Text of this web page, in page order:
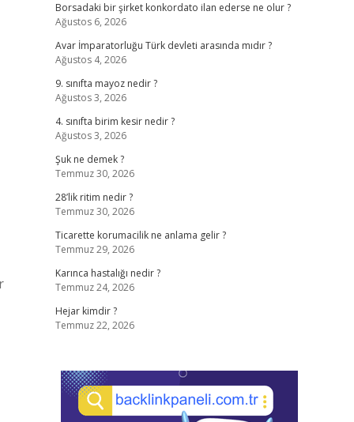
Borsadaki bir şirket konkordato ilan ederse ne olur ?
Ağustos 6, 2026
Avar İmparatorluğu Türk devleti arasında mıdır ?
Ağustos 4, 2026
9. sınıfta mayoz nedir ?
Ağustos 3, 2026
4. sınıfta birim kesir nedir ?
Ağustos 3, 2026
Şuk ne demek ?
Temmuz 30, 2026
28’lik ritim nedir ?
Temmuz 30, 2026
Ticarette korumacilik ne anlama gelir ?
Temmuz 29, 2026
Karınca hastalığı nedir ?
Temmuz 24, 2026
Hejar kimdir ?
Temmuz 22, 2026